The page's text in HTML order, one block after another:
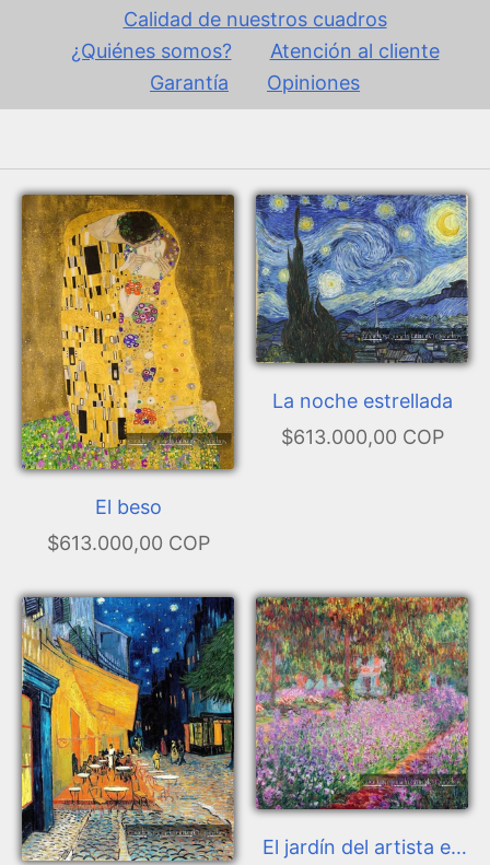
Calidad de nuestros cuadros
¿Quiénes somos?
Atención al cliente
Garantía
Opiniones
El beso
$613.000,00 COP
La noche estrellada
$613.000,00 COP
El jardín del artista en